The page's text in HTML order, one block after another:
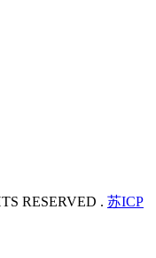
RESERVED . 苏ICP